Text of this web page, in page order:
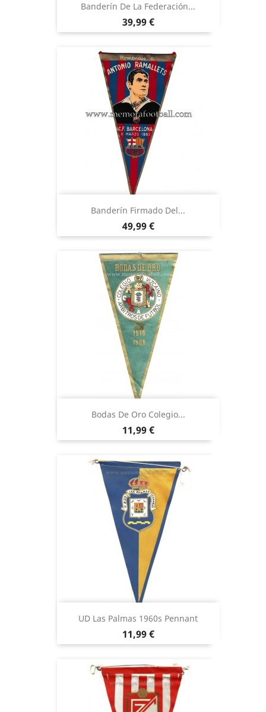
Banderín De La Federación...
Precio
39,99 €
Banderín Firmado Del...
Precio
49,99 €
Bodas De Oro Colegio...
Precio
11,99 €
UD Las Palmas 1960s Pennant
Precio
11,99 €